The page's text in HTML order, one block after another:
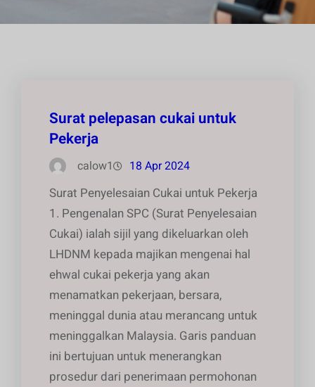
Surat pelepasan cukai untuk
Pekerja
calow1 18 Apr 2024
Surat Penyelesaian Cukai untuk Pekerja
1. Pengenalan SPC (Surat Penyelesaian
Cukai) ialah sijil yang dikeluarkan oleh
LHDNM kepada majikan mengenai hal
ehwal cukai pekerja yang akan
menamatkan pekerjaan, bersara,
meninggal dunia atau merancang untuk
meninggalkan Malaysia. Garis panduan
ini bertujuan untuk menerangkan
prosedur dari penerimaan permohonan